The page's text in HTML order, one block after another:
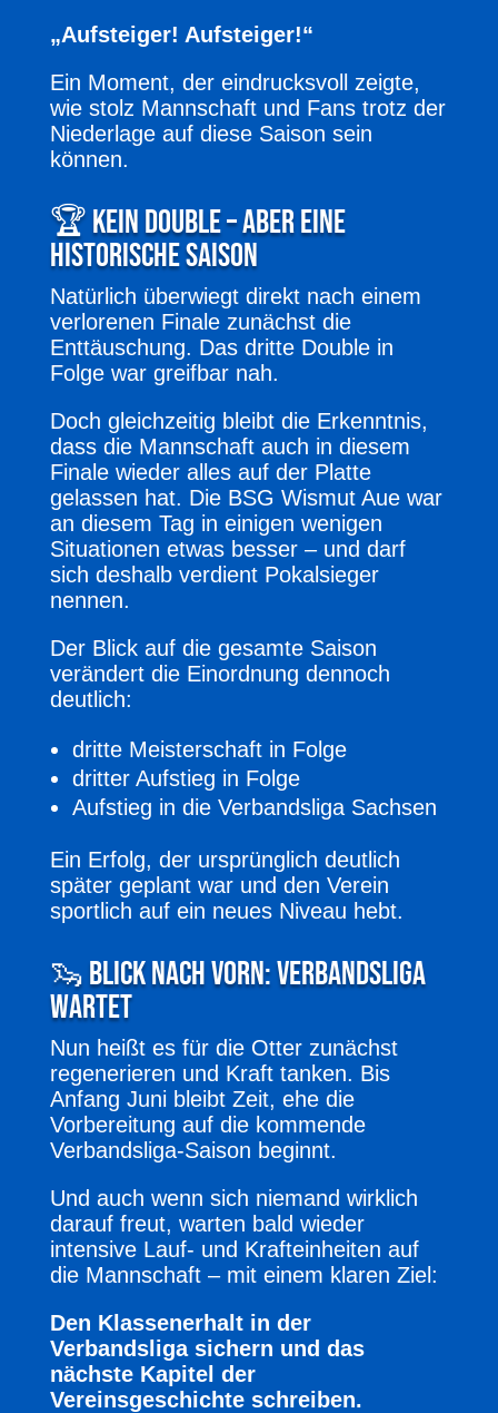
„Aufsteiger! Aufsteiger!“
Ein Moment, der eindrucksvoll zeigte,
wie stolz Mannschaft und Fans trotz der
Niederlage auf diese Saison sein
können.
🏆 Kein Double – aber eine
historische Saison
Natürlich überwiegt direkt nach einem
verlorenen Finale zunächst die
Enttäuschung. Das dritte Double in
Folge war greifbar nah.
Doch gleichzeitig bleibt die Erkenntnis,
dass die Mannschaft auch in diesem
Finale wieder alles auf der Platte
gelassen hat. Die BSG Wismut Aue war
an diesem Tag in einigen wenigen
Situationen etwas besser – und darf
sich deshalb verdient Pokalsieger
nennen.
Der Blick auf die gesamte Saison
verändert die Einordnung dennoch
deutlich:
dritte Meisterschaft in Folge
dritter Aufstieg in Folge
Aufstieg in die Verbandsliga Sachsen
Ein Erfolg, der ursprünglich deutlich
später geplant war und den Verein
sportlich auf ein neues Niveau hebt.
🦦 Blick nach vorn: Verbandsliga
wartet
Nun heißt es für die Otter zunächst
regenerieren und Kraft tanken. Bis
Anfang Juni bleibt Zeit, ehe die
Vorbereitung auf die kommende
Verbandsliga-Saison beginnt.
Und auch wenn sich niemand wirklich
darauf freut, warten bald wieder
intensive Lauf- und Krafteinheiten auf
die Mannschaft – mit einem klaren Ziel:
Den Klassenerhalt in der
Verbandsliga sichern und das
nächste Kapitel der
Vereinsgeschichte schreiben.